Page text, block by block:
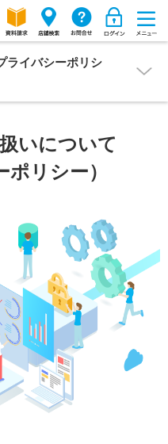
ライバシーポリシ
いについて
ポリシー）